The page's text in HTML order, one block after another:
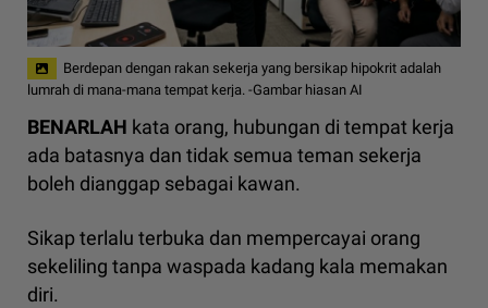
Berdepan dengan rakan sekerja yang bersikap hipokrit adalah
lumrah di mana-mana tempat kerja. -Gambar hiasan AI
BENARLAH kata orang, hubungan di tempat kerja
ada batasnya dan tidak semua teman sekerja
boleh dianggap sebagai kawan.
Sikap terlalu terbuka dan mempercayai orang
sekeliling tanpa waspada kadang kala memakan
diri.